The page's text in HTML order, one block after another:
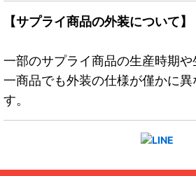
【サプライ商品の外装について】
一部のサプライ商品の生産時期
一商品でも外装の仕様が僅かに異
す。